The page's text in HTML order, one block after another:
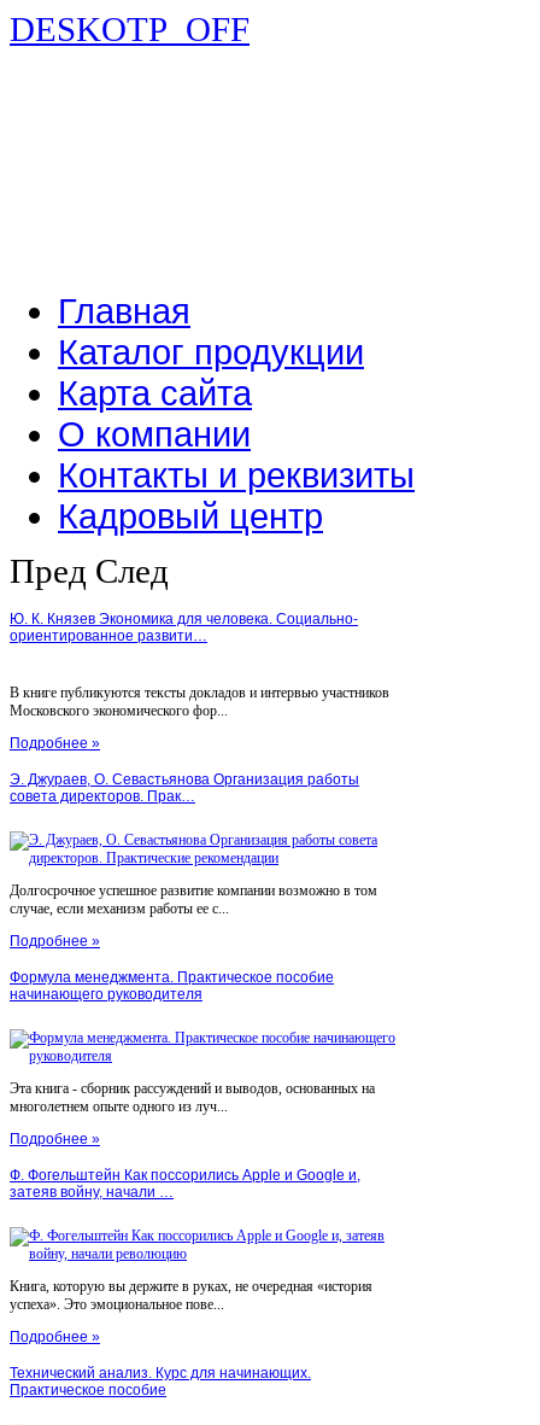
DESKOTP_OFF
Главная
Каталог продукции
Карта сайта
О компании
Контакты и реквизиты
Кадровый центр
Пред След
Ю. К. Князев Экономика для человека. Социально-
ориентированное развити…
В книге публикуются тексты докладов и интервью участников
Московского экономического фор...
Подробнее »
Э. Джураев, О. Севастьянова Организация работы
совета директоров. Прак…
Долгосрочное успешное развитие компании возможно в том
случае, если механизм работы ее с...
Подробнее »
Формула менеджмента. Практическое пособие
начинающего руководителя
Эта книга - сборник рассуждений и выводов, основанных на
многолетнем опыте одного из луч...
Подробнее »
Ф. Фогельштейн Как поссорились Apple и Google и,
затеяв войну, начали …
Книга, которую вы держите в руках, не очередная «история
успеха». Это эмоциональное пове...
Подробнее »
Технический анализ. Курс для начинающих.
Практическое пособие